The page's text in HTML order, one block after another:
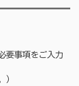
要事項をご入力
）